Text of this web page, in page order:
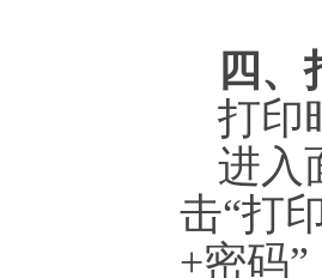
四、
打印
进入
击“打
+密码